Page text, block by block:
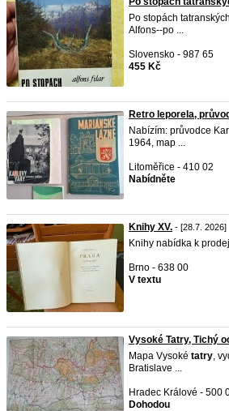
Po stopách
Alfons--po ...
Slovensko - 987 65
455 Kč
Retro leporela,
Nabízím: průvodce
1964, map ...
Litoměřice - 410 02
Nabídněte
Knihy XV. - [28.7. 2026]
Knihy nabídka k
Brno - 638 00
V textu
Vysoké Tatry, Tichý
Mapa Vysoké tatry,
Bratislave ...
Hradec Králové - 500
Dohodou